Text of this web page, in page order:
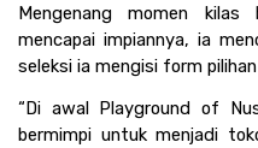
Mengenang momen
mencapai impiannya, ia
seleksi ia mengisi form
“Di awal Playground of
bermimpi untuk menjadi